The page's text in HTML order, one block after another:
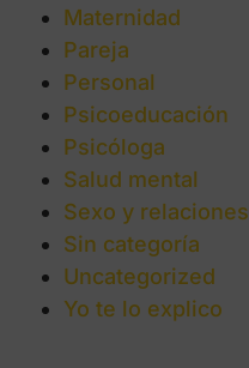
Maternidad
Pareja
Personal
Psicoeducación
Psicóloga
Salud mental
Sexo y relaciones
Sin categoría
Uncategorized
Yo te lo explico